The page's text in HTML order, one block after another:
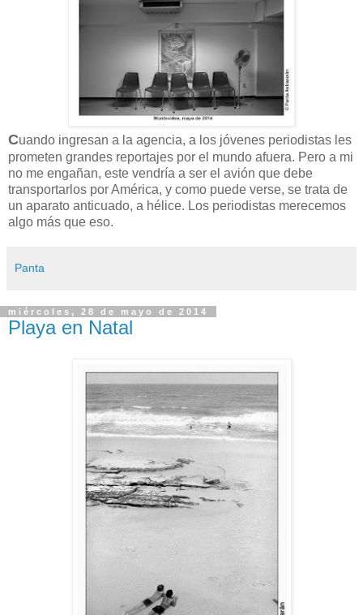
Cuando ingresan a la agencia, a los jóvenes periodistas les
prometen grandes reportajes por el mundo afuera. Pero a mi
no me engañan, este vendría a ser el avión que debe
transportarlos por América, y como puede verse, se trata de
un aparato anticuado, a hélice. Los periodistas merecemos
algo más que eso.
Panta
miércoles, 28 de mayo de 2014
Playa en Natal